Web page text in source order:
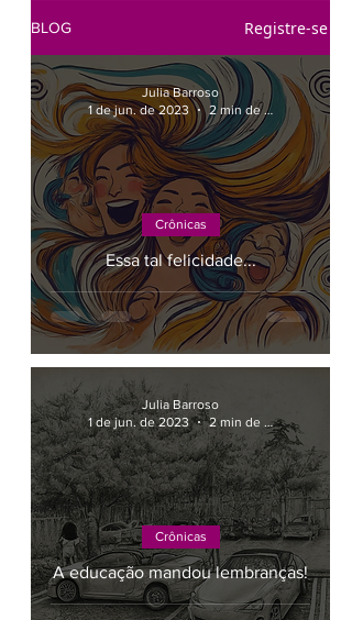
BLOG Registre-se
Essa tal felicidade...
Crônicas
Julia Barroso
1 de jun. de 2023
2 min de leitura
A educação mandou lembranças!
Crônicas
Julia Barroso
1 de jun. de 2023
2 min de leitura